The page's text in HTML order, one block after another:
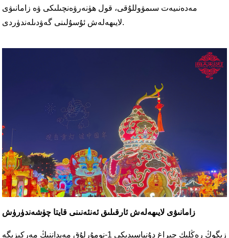
مەدەنىيەت سىمۋوللۇقى، قول ھۈنەرۋەنچىلىكى ۋە زامانىۋى
لايىھەلەش ئۇسۇلىنى گەۋدىلەندۈردى.
زامانىۋى لايىھەلەش ئارقىلىق ئەنئەنىنى قايتا چۈشەندۈرۈش
زىگوڭ رەڭلىك چىراغ دۇنياسىدىكى 1-نومۇرلۇق مەيداننىڭ مەركىزىگە